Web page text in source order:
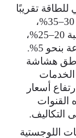
للطاقة تقريبًا
على النحو التالي: الصناعة بنسبة 30–35%،
النقل بنسبة 20–25%، الأسر بنسبة 20–25%،
الخدمات بنسبة 10–15%، والزراعة بنحو 5%.
هشاشة
الخدمات
أسعار
القنوات
التكاليف.
اللوجستية